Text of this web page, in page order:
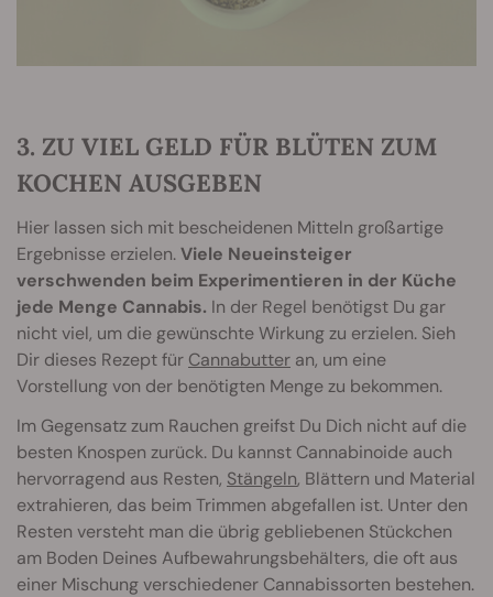
3. ZU VIEL GELD FÜR BLÜTEN ZUM
KOCHEN AUSGEBEN
Hier lassen sich mit bescheidenen Mitteln großartige
Ergebnisse erzielen.Viele Neueinsteiger
verschwenden beim Experimentieren in der Küche
jede Menge Cannabis. In der Regel benötigst Du gar
nicht viel, um die gewünschte Wirkung zu erzielen. Sieh
Dir dieses Rezept für Cannabutter an, um eine
Vorstellung von der benötigten Menge zu bekommen.
Im Gegensatz zum Rauchen greifst Du Dich nicht auf die
besten Knospen zurück. Du kannst Cannabinoide auch
hervorragend aus Resten, Stängeln, Blättern und Material
extrahieren, das beim Trimmen abgefallen ist. Unter den
Resten versteht man die übrig gebliebenen Stückchen
am Boden Deines Aufbewahrungsbehälters, die oft aus
einer Mischung verschiedener Cannabissorten bestehen.